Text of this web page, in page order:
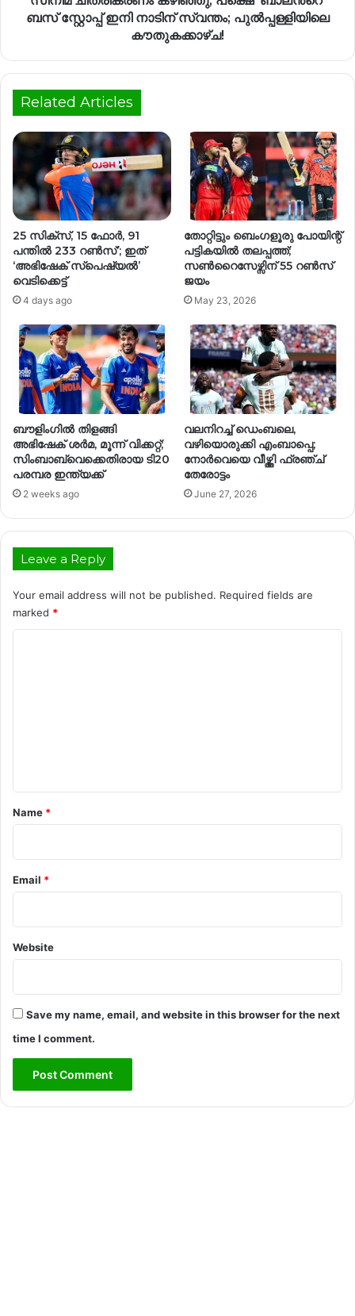
ബസ് സ്റ്റോപ്പ് ഇനി നാടിന് സ്വന്തം; പുൽപ്പള്ളിയിലെ
കൗതുകക്കാഴ്ച!
Related Articles
25 സിക്സ്, 15 ഫോർ, 91
പന്തിൽ 233 റൺസ്’; ഇത്
‘അഭിഷേക് സ്പെഷ്യൽ’
വെടിക്കെട്ട്
4 days ago
തോറ്റിട്ടും ബെംഗളൂരു പോയിന്റ്
പട്ടികയിൽ തലപ്പത്ത്;
സൺറൈസേഴ്സിന് 55 റൺസ്
ജയം
May 23, 2026
ബൗളിംഗില്‍ തിളങ്ങി
അഭിഷേക് ശര്‍മ, മൂന്ന് വിക്കറ്റ്;
സിംബാബ്‌വെക്കെതിരായ ടി20
പരമ്പര ഇന്ത്യക്ക്
2 weeks ago
വലനിറച്ച് ഡെംബലെ,
വഴിയൊരുക്കി എംബാപ്പെ;
നോർവെയെ വീഴ്ത്തി ഫ്രഞ്ച്
തേരോട്ടം
June 27, 2026
Leave a Reply
Your email address will not be published. Required fields are
marked *
*
Name *
Email *
Website
Save my name, email, and website in this browser for the next
time I comment.